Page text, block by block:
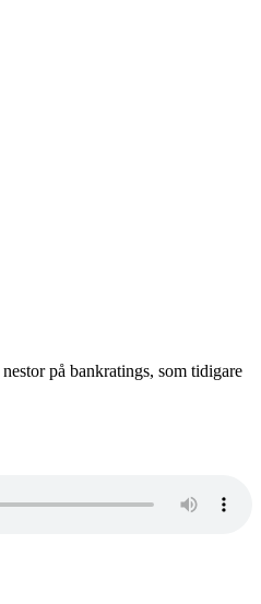
på bankratings, som tidigare